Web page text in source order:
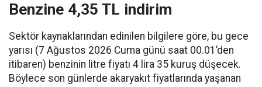
Benzine 4,35 TL indirim
Sektör kaynaklarından edinilen bilgilere göre, bu gece
yarısı (7 Ağustos 2026 Cuma günü saat 00.01’den
itibaren) benzinin litre fiyatı 4 lira 35 kuruş düşecek.
Böylece son günlerde akaryakıt fiyatlarında yaşanan